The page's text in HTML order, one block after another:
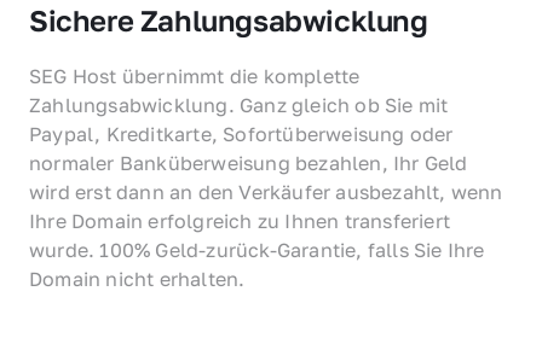
Sichere Zahlungsabwicklung
SEG Host übernimmt die komplette
Zahlungsabwicklung. Ganz gleich ob Sie mit
Paypal, Kreditkarte, Sofortüberweisung oder
normaler Banküberweisung bezahlen, Ihr Geld
wird erst dann an den Verkäufer ausbezahlt, wenn
Ihre Domain erfolgreich zu Ihnen transferiert
wurde. 100% Geld-zurück-Garantie, falls Sie Ihre
Domain nicht erhalten.